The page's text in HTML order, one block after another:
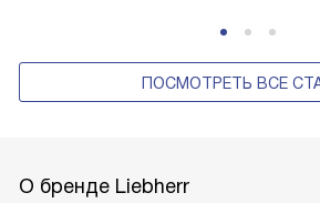
ПОСМОТРЕТЬ ВСЕ
О бренде Liebherr